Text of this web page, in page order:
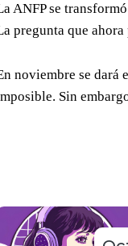
ANFP se
pregunta que
noviembre se dará
Sin